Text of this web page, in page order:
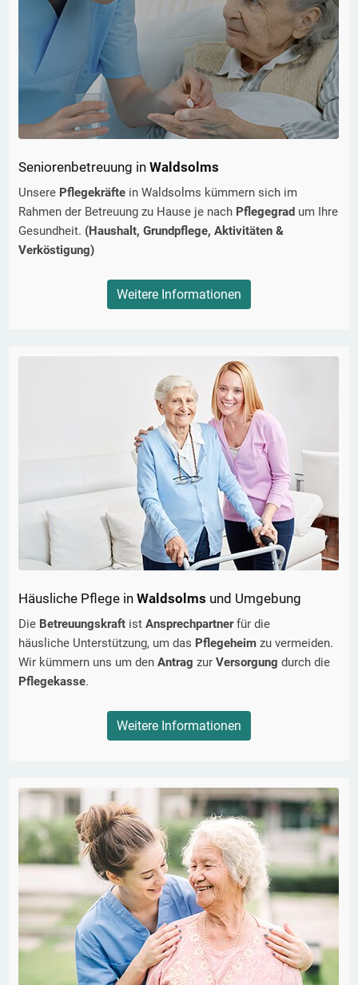
Seniorenbetreuung in Waldsolms
Unsere Pflegekräfte in Waldsolms kümmern sich im
Rahmen der Betreuung zu Hause je nach Pflegegrad um Ihre
Gesundheit. (Haushalt, Grundpflege, Aktivitäten &
Verköstigung)
Weitere Informationen
Häusliche Pflege in Waldsolms und Umgebung
Die Betreuungskraft ist Ansprechpartnerfür die
häusliche Unterstützung, um das Pflegeheim zu vermeiden.
Wir kümmern uns um den Antrag zur Versorgung durch die
Pflegekasse.
Weitere Informationen